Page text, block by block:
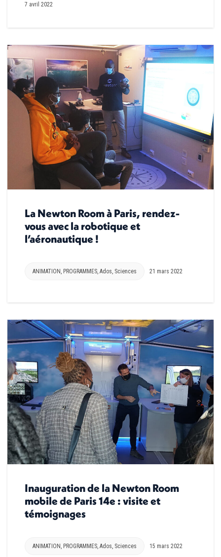
7 avril 2022
La Newton Room à Paris, rendez-
vous avec la robotique et
l’aéronautique !
ANIMATION , PROGRAMMES, Ados, Sciences 21 mars 2022
Inauguration de la Newton Room
mobile de Paris 14e : visite et
témoignages
ANIMATION , PROGRAMMES, Ados, Sciences 15 mars 2022